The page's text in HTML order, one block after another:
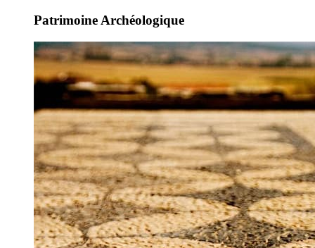
Patrimoine Archéologique